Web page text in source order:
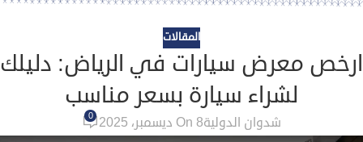
المقالات
ارخص معرض سيارات في الرياض: دليلك
لشراء سيارة بسعر مناسب
شدوان الدوليةOn 8 ديسمبر، 2025 0